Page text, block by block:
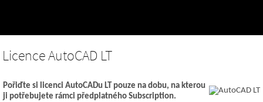
Licence AutoCAD LT
Pořiďte si licenci AutoCADu LT pouze na dobu, na kterou
ji potřebujete rámci předplatného Subscription.